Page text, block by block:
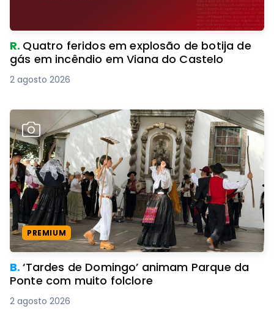
R. Quatro feridos em explosão de botija de
gás em incêndio em Viana do Castelo
2 agosto 2026
PREMIUM
B.‘Tardes de Domingo’ animam Parque da
Ponte com muito folclore
2 agosto 2026